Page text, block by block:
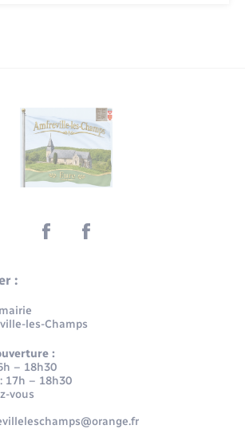
:
les-Champs
:
– 18h30
17h – 18h30
vous